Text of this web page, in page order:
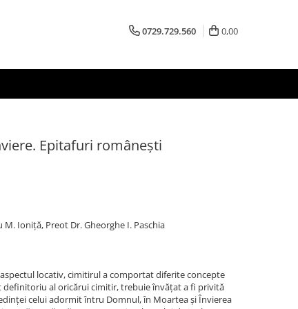
0729.729.560 0,00
Epitafuri românești
M. Ioniță, Preot Dr. Gheorghe I. Paschia
locativ, cimitirul a comportat diferite concepte
definitoriu al oricărui cimitir, trebuie învățat a fi privită
celui adormit întru Domnul, în Moartea și Învierea